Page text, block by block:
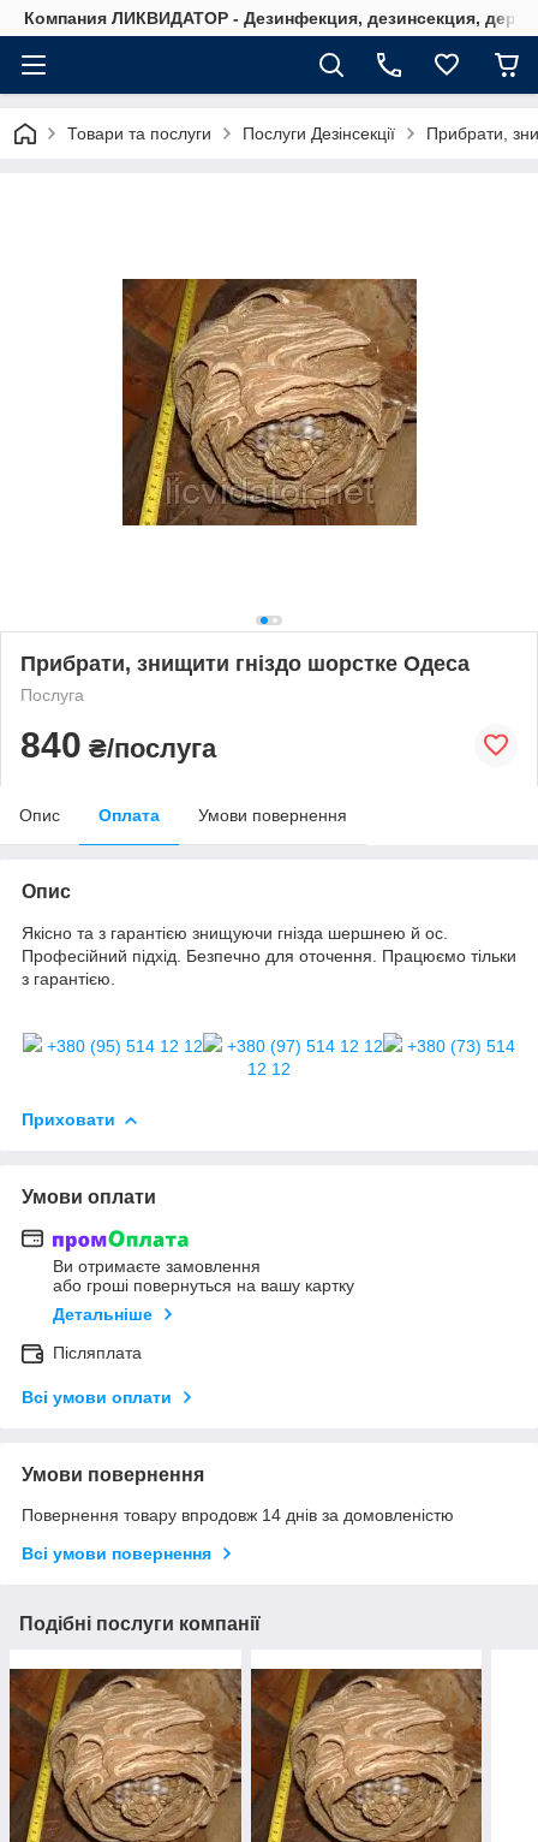
Компания ЛИКВИДАТОР - Дезинфекция, дезинсекция,
Товари та послуги Послуги Дезінсекції Прибрати,
Прибрати, знищити гніздо шорстке Одеса
Послуга
840 ₴/послуга
Опис Оплата Умови повернення
Опис
Якісно та з гарантією знищуючи гнізда шершнею й ос.
Професійний підхід. Безпечно для оточення. Працюємо тільки
з гарантією.
+380 (95) 514 12 12 +380 (97) 514 12 12
+380 (73) 514
12 12
Приховати
Умови оплати
Ви отримаєте замовлення
або гроші повернуться на вашу картку
Детальніше
Післяплата
Всі умови оплати
Умови повернення
Повернення товару впродовж 14 днів за домовленістю
Всі умови повернення
Подібні послуги компанії